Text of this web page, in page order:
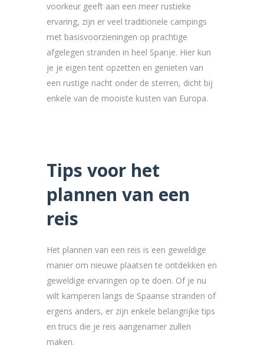
voorkeur geeft aan een meer rustieke
ervaring, zijn er veel traditionele campings
met basisvoorzieningen op prachtige
afgelegen stranden in heel Spanje. Hier kun
je je eigen tent opzetten en genieten van
een rustige nacht onder de sterren, dicht bij
enkele van de mooiste kusten van Europa.
Tips voor het
plannen van een
reis
Het plannen van een reis is een geweldige
manier om nieuwe plaatsen te ontdekken en
geweldige ervaringen op te doen. Of je nu
wilt kamperen langs de Spaanse stranden of
ergens anders, er zijn enkele belangrijke tips
en trucs die je reis aangenamer zullen
maken.